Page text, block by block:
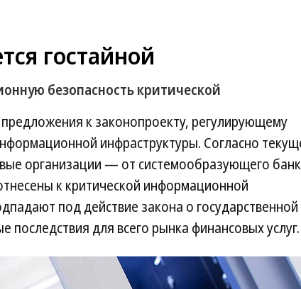
гостайной
безопасность критической
к законопроекту, регулирующему
инфраструктуры. Согласно
организации — от системообразующего
к критической информационной
под действие закона о государственной
последствия для всего рынка финансовых услуг.